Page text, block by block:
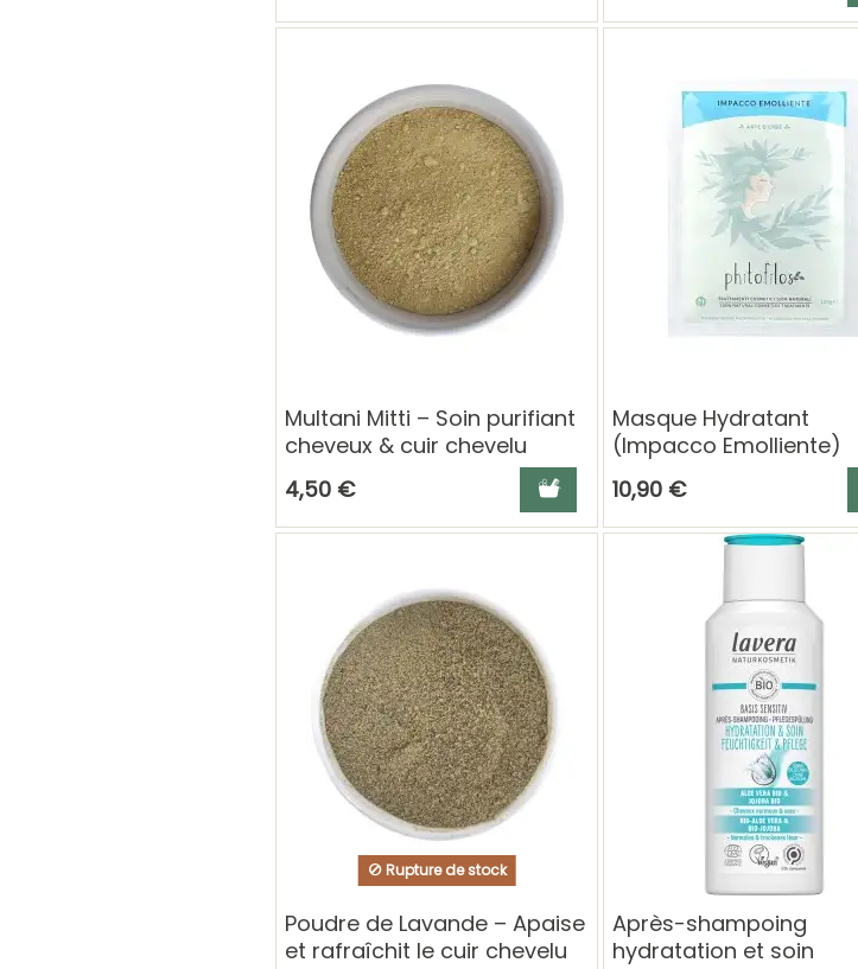
Multani Mitti – Soin purifiant
cheveux & cuir chevelu
4,50 €
Ajouter au panier
Masque Hydratant
(Impacco Emolliente)
10,90 €
Rupture de stock
Poudre de Lavande – Apaise
et rafraîchit le cuir chevelu
Après-shampoing
hydratation et soin